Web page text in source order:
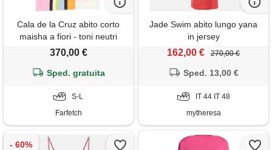
Cala de la Cruz abito corto
maisha a fiori - toni neutri
370,00 €
Sped. gratuita
S-L
Farfetch
Jade Swim abito lungo yana
in jersey
162,00 € 270,00 €
Sped. 13,00 €
IT 44 IT 48
mytheresa